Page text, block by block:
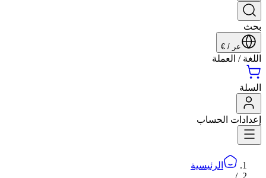
بحث
عر /
€
اللغة / العملة
السلة
إعدادات الحساب
الرئيسية
/